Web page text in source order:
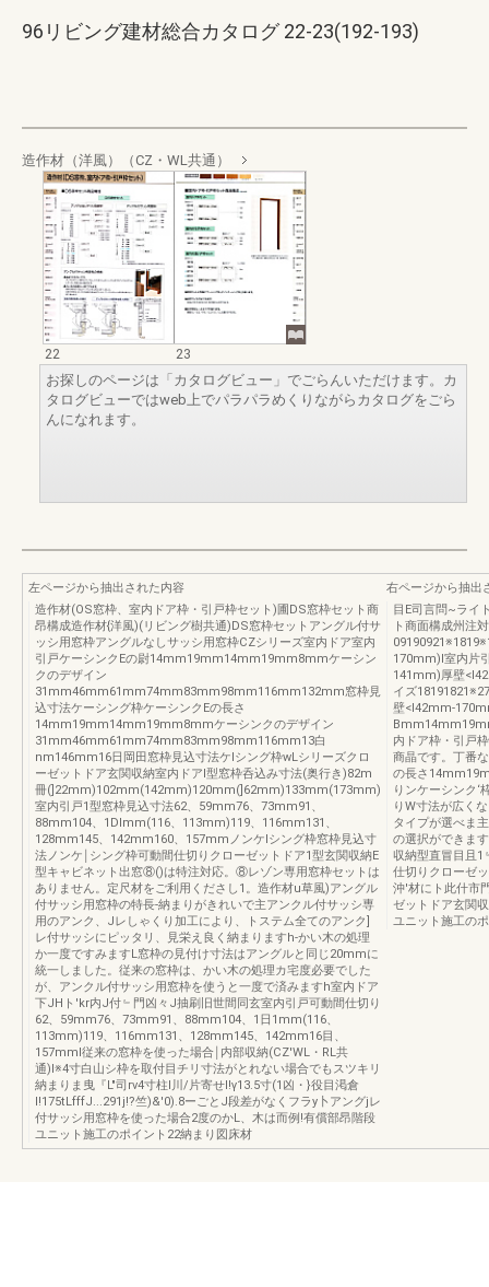
96リビング建材総合カタログ 22-23(192-193)
造作材（洋風）（CZ・WL共通）
22
23
お探しのページは「カタログビュー」でごらんいただけます。カ
タログビューではweb上でパラパラめくりながらカタログをごら
んになれます。
左ページから抽出された内容
造作材(OS窓枠、室内ドア枠・引戸枠セット)圃DS窓枠セット商
昂構成造作材{洋風)(リビング樹共通)DS窓枠セットアングル付サ
ッシ用窓枠アングルなしサッシ用窓枠CZシリーズ室内ドア室内
引戸ケーシンクEの尉14mm19mm14mm19mm8mmケーシン
クのデザイン
31mm46mm61mm74mm83mm98mm116mm132mm窓枠見
込寸法ケーシング枠ケーシンクEの長さ
14mm19mm14mm19mm8mmケーシンクのデザイン
31mm46mm61mm74mm83mm98mm116mm13白
nm146mm16日岡田窓枠見込寸法ケlシング枠wLシリーズクロ
ーゼットドア玄関収納室内ドアI型窓枠呑込み寸法(奥行き)82m
冊(]22mm)102mm(142mm)120mm(]62mm)133mm(173mm)
室内引戸1型窓枠見込寸法62、59mm76、73mm91、
88mm104、1Dlmm(116、113mm)119、116mm131、
128mm145、142mm160、157mmノンケlシング枠窓枠見込寸
法ノンケ￨シング枠可動間仕切りクローゼットドア1型玄関収納E
型キャビネット出窓⑧()は特注対応。⑧レゾン専用窓枠セットは
ありません。定尺材をご利用くださし1。造作材u草風)アングル
付サッシ用窓枠の特長-納まりがきれいで主アンクル付サッシ専
用のアンク、Jレしゃくり加工により、トステム全てのアンク]
レ付サッシにピッタリ、見栄え良く納まりますh-かい木の処理
か一度ですみますL窓枠の見付け寸法はアングルと同じ20mmに
統一しました。従来の窓枠は、かい木の処理カ宅度必要でした
が、アンクル付サッシ用窓枠を使うと一度で済みますh室内ドア
下JHト'kr内J付﹄門凶々J抽刷旧世間同玄室内引戸可動間仕切り
62、59mm76、73mm91、88mm104、1日1mm(116、
113mm)119、116mm131、128mm145、142mm16目、
157mml従来の窓枠を使った場合￨内部収納(CZ'WL・RL共
通)l※4寸白山シ枠を取付目チリ寸法がとれない場合でもスツキリ
納まりま曳『L"司rν4寸柱l川/片寄せI!γ13.5寸(1凶・}役目渇倉
I!175tLfffJ...291j!?竺)&'0).8ーごとJ段差がなくフラy卜アングjレ
付サッシ用窓枠を使った場合2度のかL、木は而例!有償部昂階段
ユニット施工のポイント22納まり図床材
右ページから抽出
目E司言問~ライ
ト商面構成州注
170mm)l室内片
141mm)厚壁
イズ
壁<l42mm-
内ドア枠・引戸
商晶です。丁番
の長さ
りンケーシンク‘
りW寸法が広く
タイプが選べま
の選択ができま
収納型直冒目且
仕切りクローゼ
沖'材にト此什市
ゼットドア玄関
ユニット施工の